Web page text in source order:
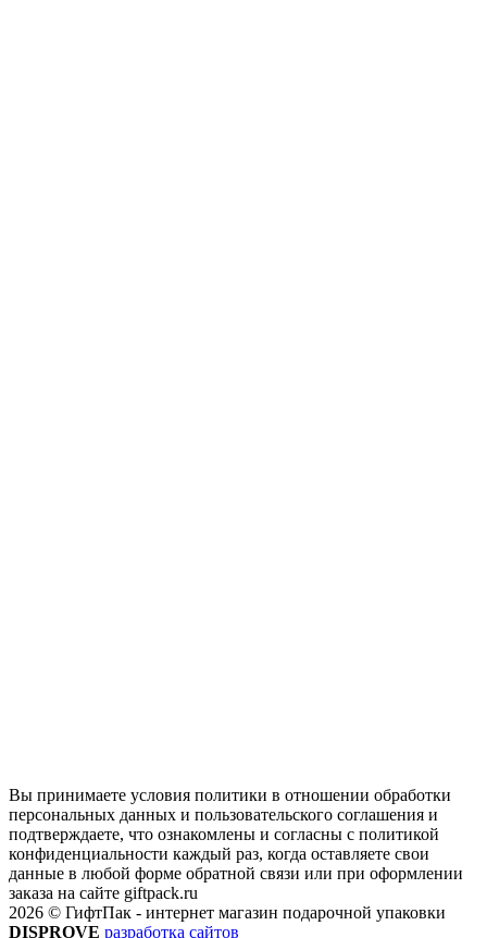
Вы принимаете условия политики в отношении обработки
персональных данных и пользовательского соглашения и
подтверждаете, что ознакомлены и согласны с политикой
конфиденциальности каждый раз, когда оставляете свои
данные в любой форме обратной связи или при оформлении
заказа на сайте giftpack.ru
2026 © ГифтПак - интернет магазин подарочной упаковки
DISPROVE разработка сайтов